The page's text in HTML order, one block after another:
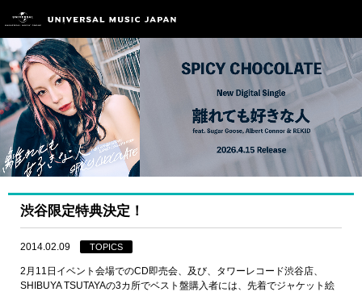
渋谷限定特典決定！
2014.02.09 TOPICS
2月11日イベント会場でのCD即売会、及び、タワーレコード渋谷店、
SHIBUYA TSUTAYAの3カ所でベスト盤購入者には、先着でジャケット絵